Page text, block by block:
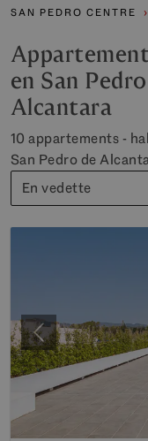
SAN PEDRO CENTRE
en San
Alcantara
10 appartements -
San Pedro de
En vedette
Précédent